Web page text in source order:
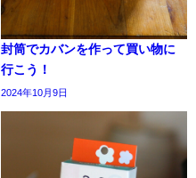
封筒でカバンを作って買い物に
行こう！
2024年10月9日